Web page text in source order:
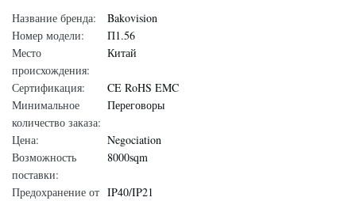
Название бренда:
Bakovision
Номер модели:
П1.56
Место
происхождения:
Китай
Сертификация:
CE RoHS EMC
Минимальное
количество заказа:
Переговоры
Цена:
Negociation
Возможность
поставки:
8000sqm
Предохранение от IP40/IP21